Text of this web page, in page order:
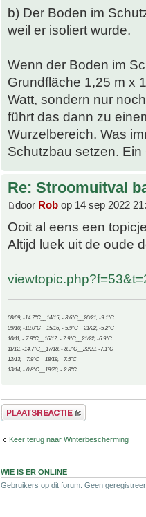
b) Der Boden im
weil er isoliert wurde.
Wenn der Boden im
Grundfläche 1,25 m x
Watt, sondern nur
führt das dann zu
Wurzelbereich. Was
Schutzbau setzen.
Re: Stroomuitval
door Rob op 14 sep 2022
Ooit al eens een
Altijd luek uit de oude
08/09, -14.7°C__14/15, - 3.6°C__20/21, -9.1°C
09/10, -10.0°C__15/16, - 5.9°C__21/22, -5.2°C
10/11, - 7.9°C__16/17, - 7.9°C__21/22, -6.9°C
11/12, -14.7°C__17/18, - 8.3°C__22/23, -7.1°C
12/13, - 7.9°C__18/19, - 7.5°C
13/14, - 0.8°C__19/20, - 2.8°C
Plaats een reactie
Keer terug naar Winterbescherming
WIE IS ER ONLINE
Gebruikers op dit forum: Geen